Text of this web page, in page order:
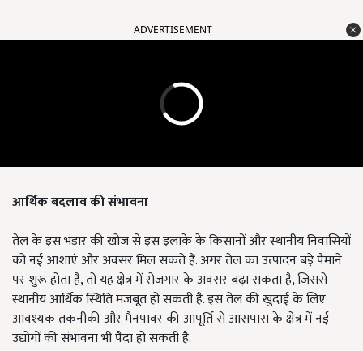
ADVERTISEMENT
आर्थिक बदलाव की संभावना
तेल के इस भंडार की खोज से इस इलाके के किसानों और स्थानीय निवासियों
को नई आशाएं और अवसर मिल सकते हैं. अगर तेल का उत्पादन बड़े पैमाने
पर शुरू होता है, तो यह क्षेत्र में रोजगार के अवसर बढ़ा सकता है, जिससे
स्थानीय आर्थिक स्थिति मजबूत हो सकती है. इस तेल की खुदाई के लिए
आवश्यक तकनीकी और मैनपावर की आपूर्ति से आसपास के क्षेत्र में नई
उद्योगों की संभावना भी पैदा हो सकती है.